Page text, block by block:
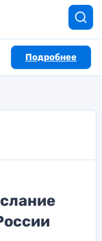
Подробнее